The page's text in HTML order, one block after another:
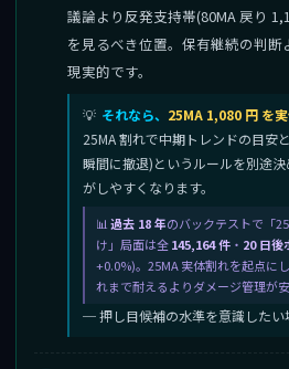
議論より反発支持帯(80MA 戻り
を見るべき位置。保有継続の判
現実的です。
それなら、 25MA 1,080 円 を
25MA 割れで中期トレンドの目安
瞬間に撤退)というルールを別途
がしやすくなります。
過去 18 年のバックテストで「
け」局面は全145,164 件 ・ 20 日後
+0.0%)。25MA 実体割れを起点に
れまで耐えるよりダメージ管理が安
─ 押し目候補の水準を意識したい